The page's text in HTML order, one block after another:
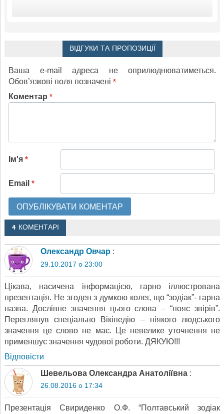
ВІДГУКИ ТА ПРОПОЗИЦІЇ
Ваша e-mail адреса не оприлюднюватиметься.
Обов’язкові поля позначені *
Коментар *
Ім'я *
Email *
4 КОМЕНТАРІ
Олександр Овчар :
29.10.2017 о 23:00
Цікава, насичена інформацією, гарно іллюстрована
презентація. Не згоден з думкою колег, що “зодіак”- гарна
назва. Дослівне значення цього слова – “пояс звірів”.
Переглянув спеціально Вікіпедію – ніякого людського
значення це слово не має. Це невелике уточнення не
применшує значення чудової роботи. ДЯКУЮ!!!
Відповіcти
Шевельова Олександра Анатоліївна :
26.08.2016 о 17:34
Презентація Свириденко О.Ф. “Полтавський зодіак